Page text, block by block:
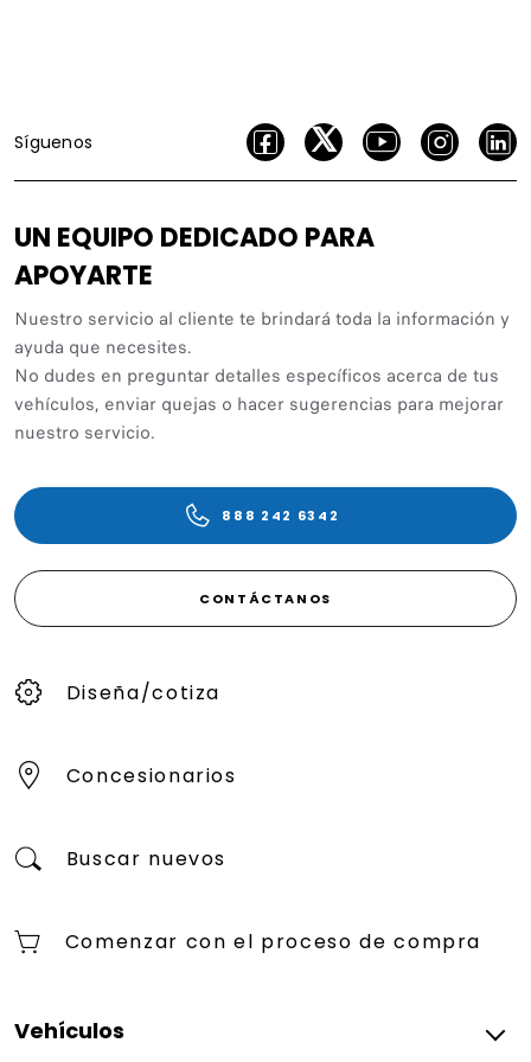
Síguenos
UN EQUIPO DEDICADO PARA
APOYARTE
Nuestro servicio al cliente te brindará toda la información y
ayuda que necesites.
No dudes en preguntar detalles específicos acerca de tus
vehículos, enviar quejas o hacer sugerencias para mejorar
nuestro servicio.
888 242 6342
CONTÁCTANOS
Diseña/cotiza
Concesionarios
Buscar nuevos
Comenzar con el proceso de compra
Vehículos